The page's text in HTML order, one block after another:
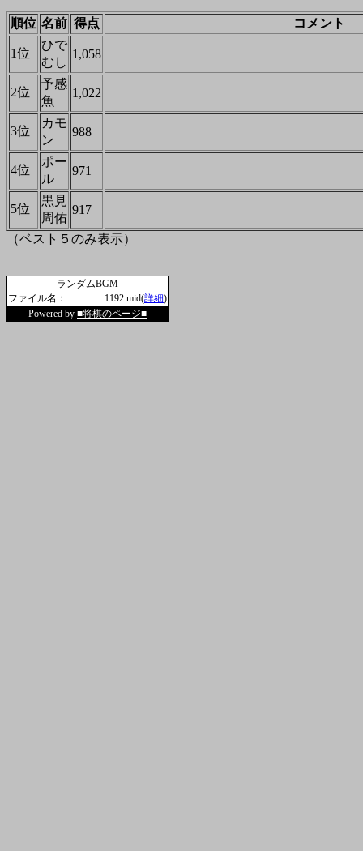
順位 名前 得点 コメント
1位
ひで
むし
1,058
2位
予感
魚
1,022
3位
カモ
ン
988
4位
ポー
ル
971
5位
黒見
周佑
917
（ベスト５のみ表示）
ランダムBGM
ファイル名：
1192.mid(詳細)
Powered by ■将棋のページ■